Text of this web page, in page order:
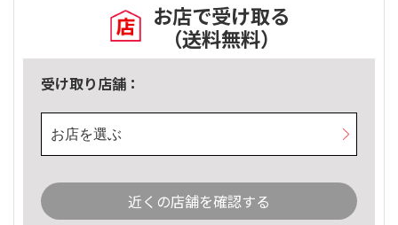
お店で受け取る
（送料無料）
受け取り店舗：
お店を選ぶ
近くの店舗を確認する